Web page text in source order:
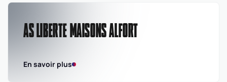
AS LIBERTE MAISONS ALFORT
En savoir plus